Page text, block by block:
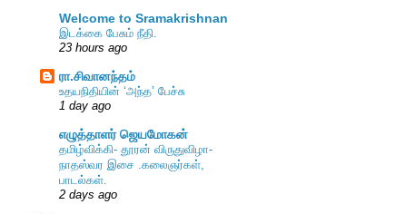
Welcome to Sramakrishnan
இடக்கை பேசும் நீதி.
23 hours ago
ரா.சிவானந்தம்
உதயநிதியின் ‘அந்த’ பேச்சு
1 day ago
எழுத்தாளர் ஜெயமோகன்
தமிழ்விக்கி- தூரன் விருதுவிழா-
நாதஸ்வர இசை .கலைஞர்கள்,
பாடல்கள்.
2 days ago